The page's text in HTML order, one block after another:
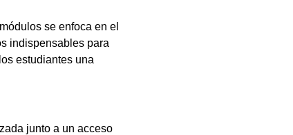
se enfoca en el
indispensables para
estudiantes una
junto a un acceso